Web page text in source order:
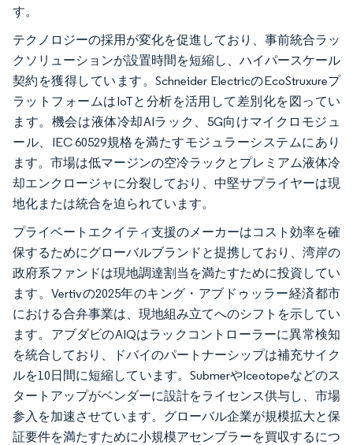
す。
テクノロジーの採用が変化を促進しており、事前統合ラッ
クソリューションが設置時間を短縮し、ハイパースケール
契約を獲得しています。Schneider ElectricのEcoStruxureプ
ラットフォームはIoTと分析を活用して差別化を図ってい
ます。機会は液体冷却AIラック、5G向けマイクロモジュ
ール、IEC 60529規格を満たすモジュラーシステムにあり
ます。市場は低マージンの空冷ラックとプレミアム液体冷
却エンクロージャに分裂しており、中堅サプライヤーは現
地化または統合を迫られています。
プライベートエクイティ支援のメーカーはコスト効率を確
保するためにグローバルブランドと提携しており、湾岸の
政府系ファンドは現地調達割当を満たすために投資してい
ます。Vertivの2025年のキング・アブドゥッラー経済都市
における合弁事業は、現地組み立てへのシフトを示してい
ます。アブダビのAIQはラックコントローラーに異常検知
を統合しており、ドバイのパートナーシップは補充サイク
ルを10日間に短縮しています。SubmerやIceotopeなどのス
タートアップがベンダーに設計をライセンス供与し、市場
参入を加速させています。グローバル企業が規模拡大と保
証要件を満たすために小規模アセンブラーを買収するにつ